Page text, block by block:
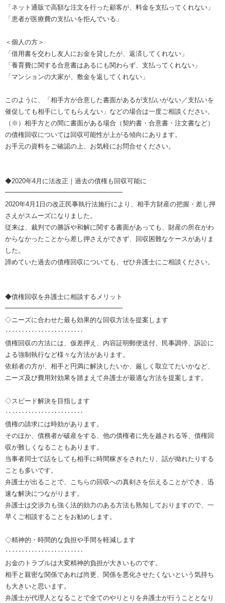
「ネット通販で高額な注文を行った顧客が、料金を支払ってくれない」
「患者が医療費の支払いを拒んでいる」
＜個人の方＞
「借用書を交わし友人にお金を貸したが、返済してくれない」
「養育費に関する合意書はあるにも関わらず、支払ってくれない」
「マンションの大家が、敷金を返してくれない」
このように、「相手方が合意した書面があるが支払いがない／支払いを
催促しても相手にしてもらえない」などの場合は一度ご相談ください。
（※）相手方との間に書面がある場合（契約書・合意書・注文書など）
の債権回収については回収可能性が上がる傾向にあります。
お手元の資料をご確認の上、お気軽にお問合せください。
◆2020年4月に法改正｜過去の債権も回収可能に
━━━━━━━━━━━━━━━━━━
2020年4月1日の改正民事執行法施行により、相手方財産の把握・差し押
さえがスムーズになりました。
従来は、裁判での勝訴や和解に関する書面があっても、財産の所在がわ
からなかったことから差し押さえができず、回収困難なケースがありま
した。
諦めていた過去の債権回収についても、ぜひ弁護士にご相談ください。
◆債権回収を弁護士に相談するメリット
━━━━━━━━━━━━━━━━━━
◇ニーズに合わせた最も効果的な回収方法を提案します
‥‥‥‥‥‥‥‥‥‥‥‥
債権回収の方法には、仮差押え、内容証明郵便送付、民事調停、訴訟に
よる強制執行など様々な方法があります。
依頼者の方が、相手と円満に解決したいか、厳しく取立てたいかなど、
ニーズ及び費用対効果を踏まえて弁護士が最適な方法を提案します。
◇スピード解決を目指します
‥‥‥‥‥‥‥‥‥‥‥‥
債権の請求には時効があります。
そのほか、債務者が破産をする、他の債権者に先を越される等、債権回
収が難しくなることもあります。
当事者同士で話をしても相手に時間稼ぎをされたり、話が拗れたりする
ことも多いです。
弁護士が出ることで、こちらの回収への真剣さを伝えることができ、迅
速な解決につながります。
弁護士は交渉力も強く法的効力のある方法も熟知しておりますので、一
早くご相談することをお勧めします。
◇精神的・時間的な負担や手間を軽減します
‥‥‥‥‥‥‥‥‥‥‥‥
お金のトラブルは大変精神的負担が大きいものです。
相手と親密な関係であれば尚更、関係を悪化させたくないという気持ち
も大きいと思います。
弁護士が代理人となることで全てのやりとりを弁護士が行うこととなり